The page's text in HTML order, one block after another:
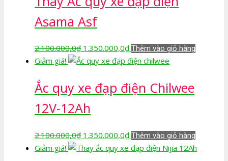
Asama Asf
2.100.000,0₫ Giá
gốc
2.100.000,0₫.
1.350.000,0₫Giá
hiện
là:
1.350.000,0₫.
Thêm vào giỏ hàng
Giảm giá!
Ắc quy xe đạp điện Chilwee
12V-12Ah
2.100.000,0₫ Giá
gốc
1.350.000,0₫Giá
hiện
Thêm vào giỏ hàng
Giảm giá!